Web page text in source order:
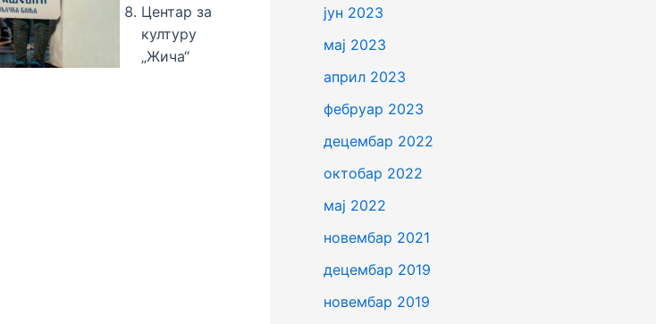
Центар за
културу
„Жича“
јун 2023
мај 2023
април 2023
фебруар 2023
децембар 2022
октобар 2022
мај 2022
новембар 2021
децембар 2019
новембар 2019